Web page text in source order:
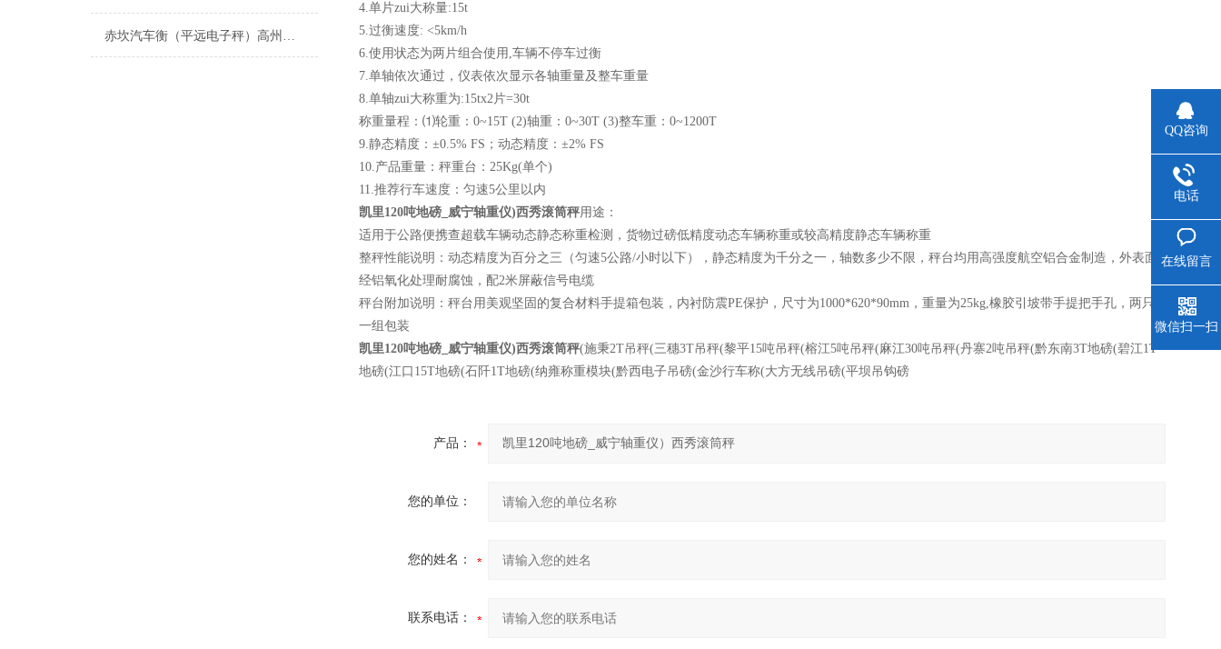
赤坎汽车衡（平远电子秤）高州防爆秤）新会便携式地磅维修
4.单片zui大称量:15t
5.过衡速度: <5km/h
6.使用状态为两片组合使用,车辆不停车过衡
7.单轴依次通过，仪表依次显示各轴重量及整车重量
8.单轴zui大称重为:15tx2片=30t
称重量程：⑴轮重：0~15T (2)轴重：0~30T (3)整车重：0~1200T
9.静态精度：±0.5% FS；动态精度：±2% FS
10.产品重量：秤重台：25Kg(单个)
11.推荐行车速度：匀速5公里以内
凯里120吨地磅_威宁轴重仪)西秀滚筒秤用途：
适用于公路便携查超载车辆动态静态称重检测，货物过磅低精度动态车辆称重或较高精度静态车辆称重
整秤性能说明：动态精度为百分之三（匀速5公路/小时以下），静态精度为千分之一，轴数多少不限，秤台均用高强度航空铝合金制造，外表面
经铝氧化处理耐腐蚀，配2米屏蔽信号电缆
秤台附加说明：秤台用美观坚固的复合材料手提箱包装，内衬防震PE保护，尺寸为1000*620*90mm，重量为25kg,橡胶引坡带手提把手孔，两只
一组包装
凯里120吨地磅_威宁轴重仪)西秀滚筒秤(施秉2T吊秤(三穗3T吊秤(黎平15吨吊秤(榕江5吨吊秤(麻江30吨吊秤(丹寨2吨吊秤(黔东南3T地磅(碧江1T
地磅(江口15T地磅(石阡1T地磅(纳雍称重模块(黔西电子吊磅(金沙行车称(大方无线吊磅(平坝吊钩磅
产品：
您的单位：
您的姓名：
联系电话：
QQ咨询
电话
在线留言
微信扫一扫